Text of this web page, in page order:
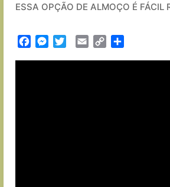
ESSA OPÇÃO DE ALMOÇO É FÁCIL
FacebookMessenger
TwitterEmail Copy